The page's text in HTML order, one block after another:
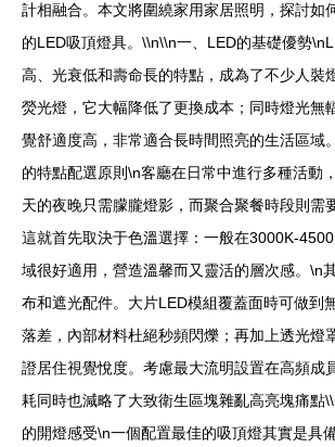
計相融合。本文將圍繞家用家居照明，探討如
的LED吸頂燈具。\\n\\n一、LED的基礎優勢
高、光衰低和壽命長的特點，成為了不少人裝
熒光燈，它大幅降低了更換成本；同時燈光無
覺舒適度高，非常適合長時間照亮的生活區域
的特點配選原則\n客廳在日常中進行多種活動
天的夜晚只需朦朧燈影，而聚合聚餐時段則需
這就首先取決于色溫選擇：一般在3000K-
域很好適用，營造溫馨而又靈活的層次感。\n
布和遮光配件。大片LED模組覆蓋面時可做到
落差，內部材料杜絕秒頻閃爍；再加上透光燈
證居住視覺悅度。考慮最大流明設置在高頻成
耗同時也減略了大致衛生區塊雜亂高亮塊痛點
的開燈感受\n一個配置最佳的吸頂燈其實是具